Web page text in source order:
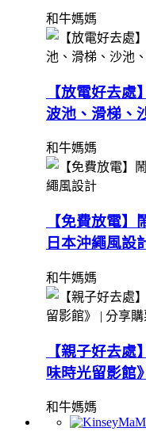
和牛媽媽
【放電好去
波池、滑梯、
和牛媽媽
【免費放電
日本沖繩風設
和牛媽媽
【親子好去
味時光留影館
和牛媽媽